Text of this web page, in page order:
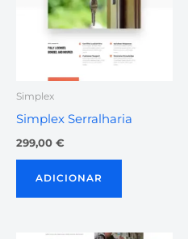
Simplex
Simplex Serralharia
299,00 €
ADICIONAR